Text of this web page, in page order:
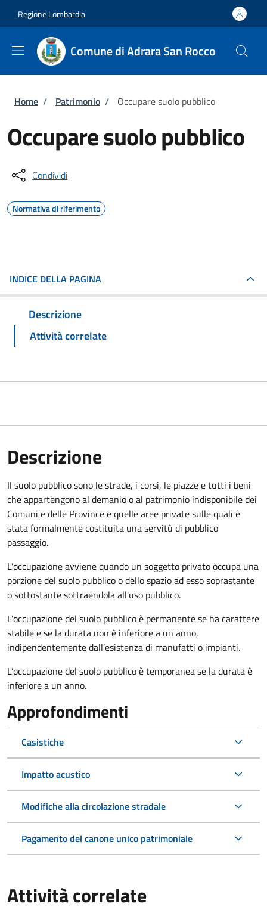
Regione Lombardia
Comune di Adrara San Rocco
Briciole di pane
Home / Patrimonio / Occupare suolo pubblico
Occupare suolo pubblico
Condividi
Normativa di riferimento
INDICE DELLA PAGINA
Descrizione
Attività correlate
Descrizione
Il suolo pubblico sono le strade, i corsi, le piazze e tutti i beni
che appartengono al demanio o al patrimonio indisponibile dei
Comuni e delle Province e quelle aree private sulle quali è
stata formalmente costituita una servitù di pubblico
passaggio.
L’occupazione avviene quando un soggetto privato occupa una
porzione del suolo pubblico o dello spazio ad esso soprastante
o sottostante sottraendola all'uso pubblico.
L’occupazione del suolo pubblico è permanente se ha carattere
stabile e se la durata non è inferiore a un anno,
indipendentemente dall’esistenza di manufatti o impianti.
L’occupazione del suolo pubblico è temporanea se la durata è
inferiore a un anno.
Approfondimenti
Casistiche
Impatto acustico
Modifiche alla circolazione stradale
Pagamento del canone unico patrimoniale
Attività correlate